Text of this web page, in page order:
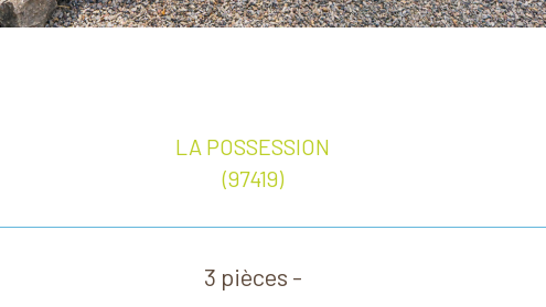
LA POSSESSION
(97419)
3 pièces -